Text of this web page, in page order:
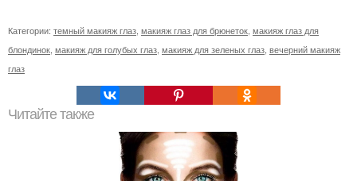
Категории: темный макияж глаз макияж глаз для брюнеток макияж глаз для
блондинок макияж для голубых глаз макияж для зеленых глаз вечерний макияж
глаз
Читайте также